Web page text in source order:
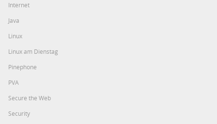
Internet
Java
Linux
Linux am Dienstag
Pinephone
PVA
Secure the Web
Security